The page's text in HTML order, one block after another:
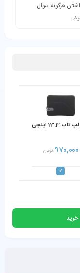
هرگونه سوال
13.3 اینچی
970,000 تومان
خرید